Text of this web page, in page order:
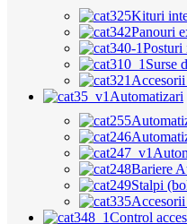
Kituri
Panouri
Posturi
Surse
Automatizari
Bariere
Stalpi
Control acces